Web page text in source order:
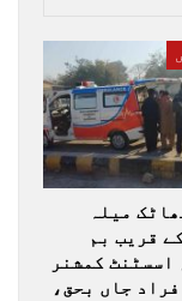
میلہ
قریب بم
اسسٹنٹ کمشنر
4 افراد جاں بحق،